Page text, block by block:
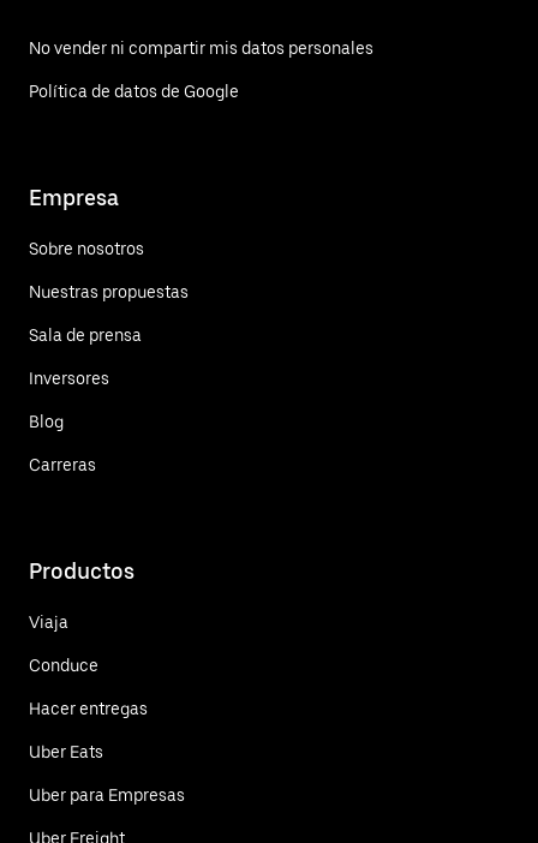
No vender ni compartir mis datos personales
Política de datos de Google
Empresa
Sobre nosotros
Nuestras propuestas
Sala de prensa
Inversores
Blog
Carreras
Productos
Viaja
Conduce
Hacer entregas
Uber Eats
Uber para Empresas
Uber Freight